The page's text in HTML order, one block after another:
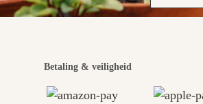
Betaling & veiligheid